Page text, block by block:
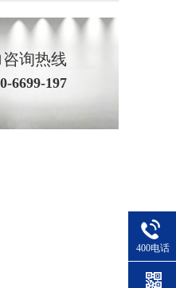
咨询热线
6699-197
400电话